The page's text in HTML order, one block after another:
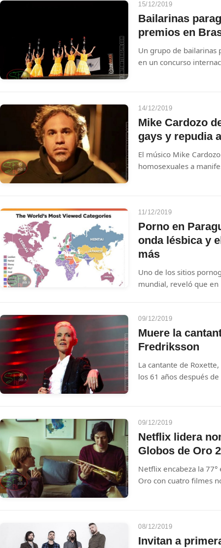
15/12/2019
Bailarinas
premios en
Un grupo de bailarinas
en un concurso
Festival Internacional
14/12/2019
Mike Cardozo
gays y repudia
El músico Mike
homosexuales a
11/12/2019
Porno en
onda lésbica y
más
Uno de los sitios
mundial, reveló que
09/12/2019
Muere la
Fredriksson
La cantante de
los 61 años después
09/12/2019
Netflix lidera
Globos de Oro
Netflix encabeza la
Oro con cuatro filmes nominados a mejor película, cuatro
08/12/2019
Invitan a